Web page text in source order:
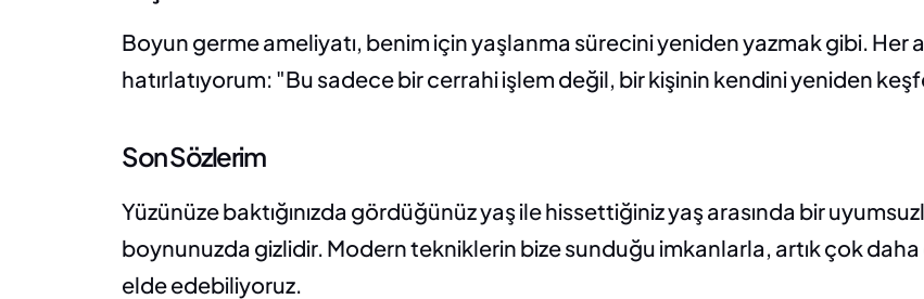
Boyun germe ameliyatı, benim için yaşlanma sürecini yeniden yazmak gibi.
hatırlatıyorum: "Bu sadece bir cerrahi işlem değil, bir kişinin kendini yeniden
Son Sözlerim
Yüzünüze baktığınızda gördüğünüz yaş ile hissettiğiniz yaş arasında bir
boynunuzda gizlidir. Modern tekniklerin bize sunduğu imkanlarla, artık çok daha
elde edebiliyoruz.